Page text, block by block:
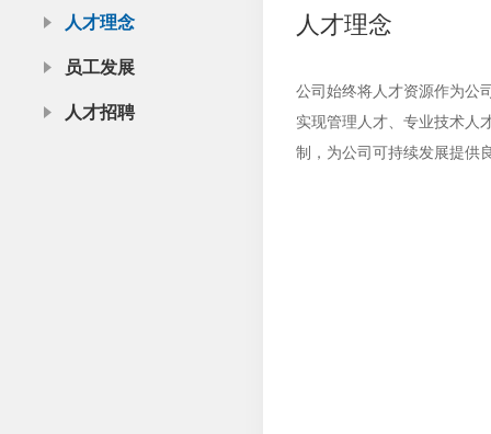
人才理念
员工发展
人才招聘
人才理念
公司始终将人才资源作为公
实现管理人才、专业技术人
制，为公司可持续发展提供